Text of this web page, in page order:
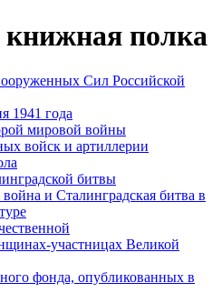
книжная полка
Сил Российской
1941 года
мировой войны
войск и артиллерии
битвы
и Сталинградская битва в
участницах Великой
фонда, опубликованных в